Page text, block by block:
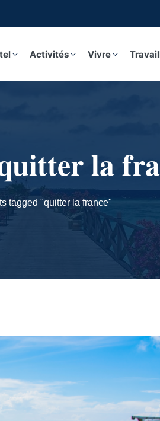
Activités Vivre
la
tagged "quitter la france"